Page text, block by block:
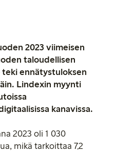
2023 viimeisen
taloudellisen
ennätystuloksen
Lindexin myynti
kanavissa.
2023 oli 1 030
mikä tarkoittaa 7,2